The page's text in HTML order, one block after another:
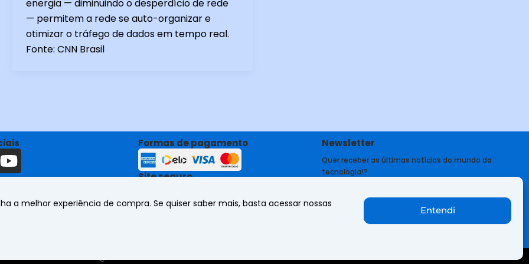
a melhor experiência de compra. Se quiser saber mais, basta acessar nossas
Entendi
energia — diminuindo o desperdício de rede
— permitem a rede se auto-organizar e
otimizar o tráfego de dados em tempo real.
Fonte: CNN Brasil
Y
o
u
Formas de pagamento
Site seguro
Newsletter
Quer receber as últimas notícias do mundo da
tecnologia!?
Quero receber notícias